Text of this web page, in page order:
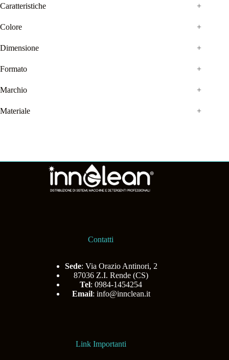
Caratteristiche +
Colore +
Dimensione +
Formato +
Marchio +
Materiale +
Contatti
Sede: Via Orazio Antinori, 2
87036 Z.I. Rende (CS)
Tel: 0984-1454254
Email: info@innclean.it
Link Importanti